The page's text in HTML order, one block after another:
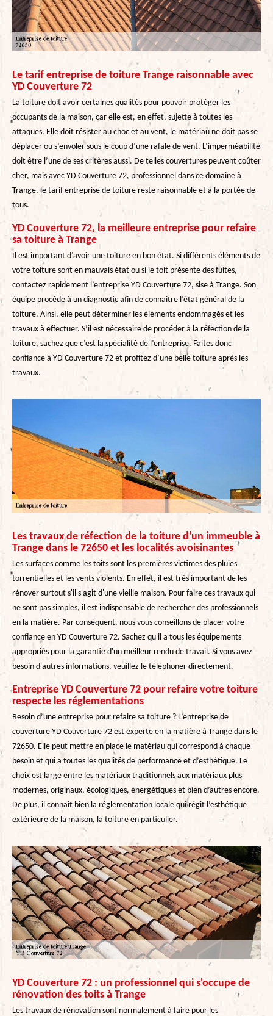
Le tarif entreprise de toiture Trange raisonnable avec
YD Couverture 72
La toiture doit avoir certaines qualités pour pouvoir protéger les
occupants de la maison, car elle est, en effet, sujette à toutes les
attaques. Elle doit résister au choc et au vent, le matériau ne doit pas se
déplacer ou s’envoler sous le coup d’une rafale de vent. L’imperméabilité
doit être l’une de ses critères aussi. De telles couvertures peuvent coûter
cher, mais avec YD Couverture 72, professionnel dans ce domaine à
Trange, le tarif entreprise de toiture reste raisonnable et à la portée de
tous.
YD Couverture 72, la meilleure entreprise pour refaire
sa toiture à Trange
Il est important d’avoir une toiture en bon état. Si différents éléments de
votre toiture sont en mauvais état ou si le toit présente des fuites,
contactez rapidement l’entreprise YD Couverture 72, sise à Trange. Son
équipe procède à un diagnostic afin de connaitre l’état général de la
toiture. Ainsi, elle peut déterminer les éléments endommagés et les
travaux à effectuer. S’il est nécessaire de procéder à la réfection de la
toiture, sachez que c’est la spécialité de l’entreprise. Faites donc
confiance à YD Couverture 72 et profitez d’une belle toiture après les
travaux.
Les travaux de réfection de la toiture d'un immeuble à
Trange dans le 72650 et les localités avoisinantes
Les surfaces comme les toits sont les premières victimes des pluies
torrentielles et les vents violents. En effet, il est très important de les
rénover surtout s'il s'agit d'une vieille maison. Pour faire ces travaux qui
ne sont pas simples, il est indispensable de rechercher des professionnels
en la matière. Par conséquent, nous vous conseillons de placer votre
confiance en YD Couverture 72. Sachez qu'il a tous les équipements
appropriés pour la garantie d'un meilleur rendu de travail. Si vous avez
besoin d'autres informations, veuillez le téléphoner directement.
Entreprise YD Couverture 72 pour refaire votre toiture
respecte les réglementations
Besoin d’une entreprise pour refaire sa toiture ? L’entreprise de
couverture YD Couverture 72 est experte en la matière à Trange dans le
72650. Elle peut mettre en place le matériau qui correspond à chaque
besoin et qui a toutes les qualités de performance et d’esthétique. Le
choix est large entre les matériaux traditionnels aux matériaux plus
modernes, originaux, écologiques, énergétiques et bien d’autres encore.
De plus, il connait bien la réglementation locale qui régit l’esthétique
extérieure de la maison, la toiture en particulier.
YD Couverture 72 : un professionnel qui s'occupe de
rénovation des toits à Trange
Les travaux de rénovation sont normalement à faire pour les